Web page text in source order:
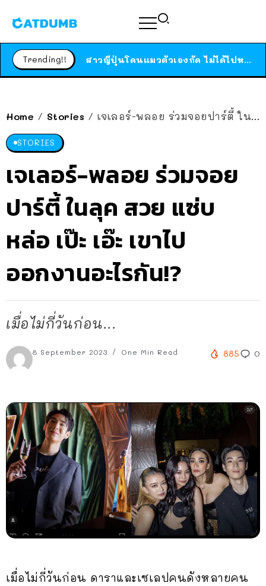
Trending!! ได้เวลาเด็กหนวดรวมตัว RF Online Next เปิดให้เล่นแล้ว เกม Sci-Fi MMORPG ระดับตำนาน เล่นได้ทั้งมือถือและ PC
Home / Stories / เจเลอร์-พลอย ร่วมจอยปาร์ตี้ ในลุค สวย แซ่บ หล่อ เป๊ะ เอ๊ะ เขาไปออกงานอะไรกัน!?
STORIES
เจเลอร์-พลอย ร่วมจอย
ปาร์ตี้ ในลุค สวย แซ่บ
หล่อ เป๊ะ เอ๊ะ เขาไป
ออกงานอะไรกัน!?
เมื่อไม่กี่วันก่อน...
8 September 2023 One Min Read 885 0
เมื่อไม่กี่วันก่อน ดาราและเซเลปคนดังหลายคน